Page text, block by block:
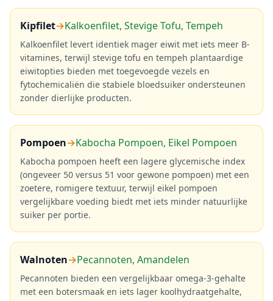
Kipfilet→Kalkoenfilet, Stevige Tofu, Tempeh
Kalkoenfilet levert identiek mager eiwit met iets meer B-
vitamines, terwijl stevige tofu en tempeh plantaardige
eiwitopties bieden met toegevoegde vezels en
fytochemicaliën die stabiele bloedsuiker ondersteunen
zonder dierlijke producten.
Pompoen→Kabocha Pompoen, Eikel Pompoen
Kabocha pompoen heeft een lagere glycemische index
(ongeveer 50 versus 51 voor gewone pompoen) met een
zoetere, romigere textuur, terwijl eikel pompoen
vergelijkbare voeding biedt met iets minder natuurlijke
suiker per portie.
Walnoten→Pecannoten, Amandelen
Pecannoten bieden een vergelijkbaar omega-3-gehalte
met een botersmaak en iets lager koolhydraatgehalte,